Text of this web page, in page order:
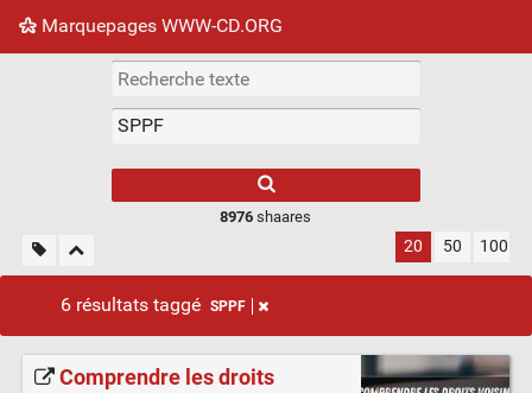
Marquepages WWW-CD.ORG
Nuage de tags Mur d'images
8976 shaares
20 50 100
6 résultats taggé SPPF
Comprendre les droits